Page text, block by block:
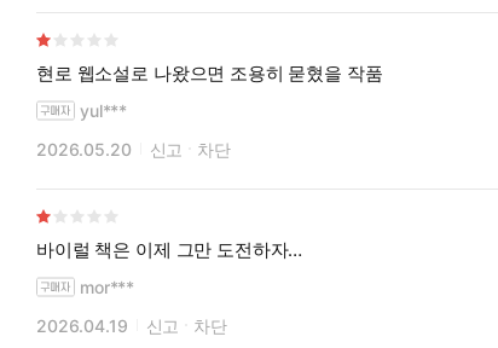
현로 웹소설로 나왔으면 조용히 묻혔을 작품
yul***
2026.05.20
신고 차단
바이럴 책은 이제 그만 도전하자…
mor***
2026.04.19
신고 차단